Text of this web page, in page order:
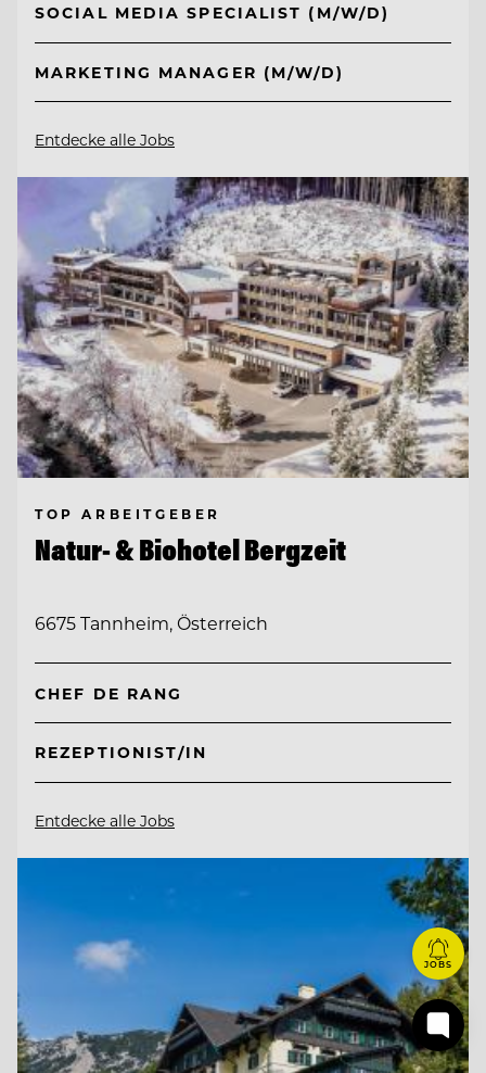
SOCIAL MEDIA SPECIALIST (M/W/D)
MARKETING MANAGER (M/W/D)
Entdecke alle Jobs
TOP ARBEITGEBER
Natur- & Biohotel Bergzeit
6675 Tannheim, Österreich
CHEF DE RANG
REZEPTIONIST/IN
Entdecke alle Jobs
JOBS